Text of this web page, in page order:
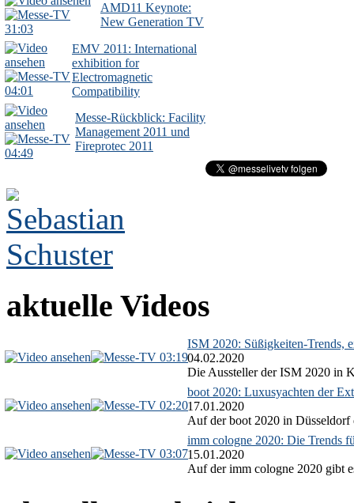
31:03
AMD11 Keynote:
New Generation TV
04:01
EMV 2011: International
exhibition for
Electromagnetic
Compatibility
04:49
Messe-Rückblick: Facility
Management 2011 und
Fireprotec 2011
aktuelle Videos
03:19
ISM 2020: Süßigkeiten-Trends,
04.02.2020
Die Aussteller der ISM 2020 in
02:20
boot 2020: Luxusyachten der
17.01.2020
Auf der boot 2020 in Düsseldorf
03:07
imm cologne 2020: Die Trends
15.01.2020
Auf der imm cologne 2020 gibt